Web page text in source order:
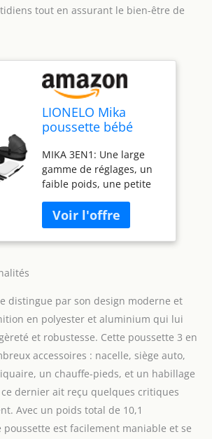
tout en assurant le bien-être de
LIONELO Mika
poussette bébé
poussette
compacte, nacelle,
siège auto, porte-
bébé, moustiquaire,
un chauffe-pieds un
habillage de pluie
MIKA 3EN1: Une large
gamme de réglages, un
faible poids, une petite
riche ensemble
d'accessoires rendront
les promenades et les
l'enfant et le parent
POUSSETTE CANNE: La
poussette permet au
siège d'être monté à la
fois vers l'avant et vers
l'arrière. Elle est
également équipée d'un
réglage du dossier en 3
étapes, vous permettant
de changer la position de
distingue par son design moderne et
en polyester et aluminium qui lui
et robustesse. Cette poussette 3 en
accessoires : nacelle, siège auto,
un chauffe-pieds, et un habillage
dernier ait reçu quelques critiques
Avec un poids total de 10,1
poussette est facilement maniable et se